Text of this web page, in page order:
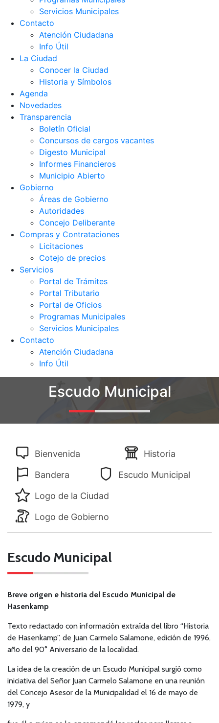
Servicios Municipales
Contacto
Atención Ciudadana
Info Útil
La Ciudad
Conocer la Ciudad
Historia y Símbolos
Agenda
Novedades
Transparencia
Boletín Oficial
Concursos de cargos vacantes
Digesto Municipal
Informes Financieros
Municipio Abierto
Gobierno
Áreas de Gobierno
Autoridades
Concejo Deliberante
Compras y Contrataciones
Licitaciones
Cotejo de precios
Servicios
Portal de Trámites
Portal Tributario
Portal de Oficios
Programas Municipales
Servicios Municipales
Contacto
Atención Ciudadana
Info Útil
Escudo Municipal
Bienvenida Historia
Bandera Escudo Municipal
Logo de la Ciudad
Logo de Gobierno
Escudo Municipal
Breve origen e historia del Escudo Municipal de
Hasenkamp
Texto redactado con información extraída del libro “Historia
de Hasenkamp”, de Juan Carmelo Salamone, edición de 1996,
año del 90° Aniversario de la localidad.
La idea de la creación de un Escudo Municipal surgió como
iniciativa del Señor Juan Carmelo Salamone en una reunión
del Concejo Asesor de la Municipalidad el 16 de mayo de
1979, y